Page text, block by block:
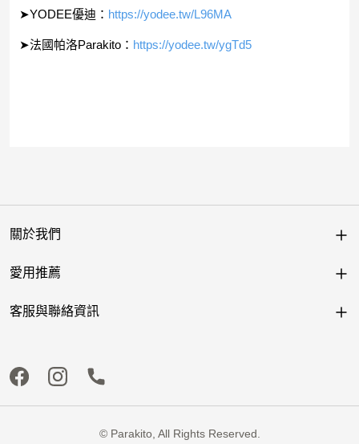
➤YODEE優迪： https://yodee.tw/L96MA
➤法國帕洛Parakito： https://yodee.tw/ygTd5
關於我們
愛用推薦
客服與聯絡資訊
© Parakito, All Rights Reserved.